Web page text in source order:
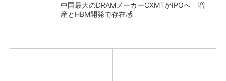
中国最大のDRAMメーカーCXMTがIPOへ 増
産とHBM開発で存在感